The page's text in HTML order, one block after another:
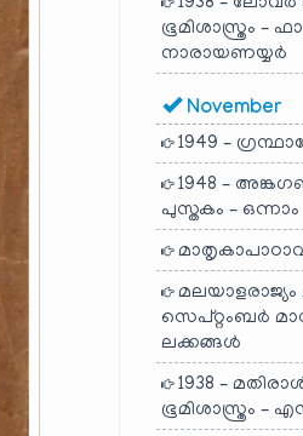
ഭൂമിശാസ്ത്രം –
നാരായണയ്യർ
November
1949 –
1948 –
പുസ്തകം –
മലയാളരാജ്യം
സെപ്റ്റംബർ
ലക്കങ്ങൾ
1938 –
ഭൂമിശാസ്ത്രം –